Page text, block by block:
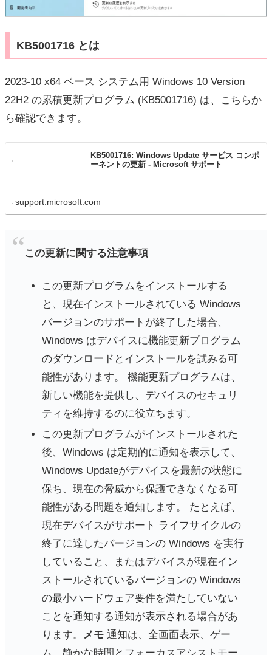
KB5001716 とは
2023-10 x64 ベース システム用 Windows 10 Version
22H2 の累積更新プログラム (KB5001716) は、こちらか
ら確認できます。
KB5001716: Windows Update サービス コンポ
ーネントの更新 - Microsoft サポート
support.microsoft.com
この更新に関する注意事項
この更新プログラムをインストールする
と、現在インストールされている Windows
バージョンのサポートが終了した場合、
Windows はデバイスに機能更新プログラム
のダウンロードとインストールを試みる可
能性があります。 機能更新プログラムは、
新しい機能を提供し、デバイスのセキュリ
ティを維持するのに役立ちます。
この更新プログラムがインストールされた
後、Windows は定期的に通知を表示して、
Windows Updateがデバイスを最新の状態に
保ち、現在の脅威から保護できなくなる可
能性がある問題を通知します。 たとえば、
現在デバイスがサポート ライフサイクルの
終了に達したバージョンの Windows を実行
していること、またはデバイスが現在イン
ストールされているバージョンの Windows
の最小ハードウェア要件を満たしていない
ことを通知する通知が表示される場合があ
ります。
メモ通知は、全画面表示、ゲー
ム、静かな時間とフォーカスアシストモー